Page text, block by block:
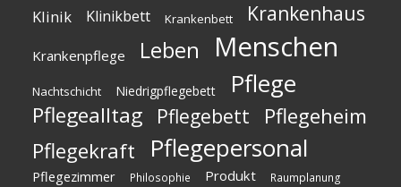
Klinik Klinikbett Krankenbett Krankenhaus
Krankenpflege Leben Menschen
Nachtschicht Niedrigpflegebett Pflege
Pflegealltag Pflegebett
Pflegeheim
Pflegekraft
Pflegepersonal
Pflegezimmer Philosophie Produkt Raumplanung